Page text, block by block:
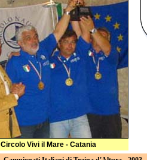
Circolo Vivi il Mare - Catania